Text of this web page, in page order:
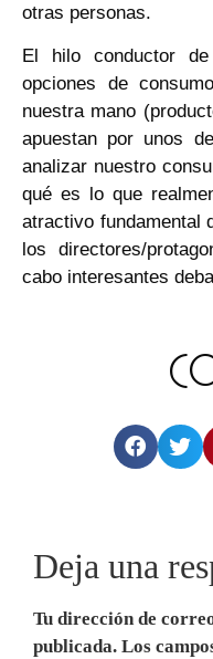
otras personas.
El hilo conductor
opciones de
nuestra mano
apuestan por unos
analizar nuestro
qué es lo que
atractivo fundamental
los directores/
cabo interesantes
Deja una
Tu dirección de
publicada. Los